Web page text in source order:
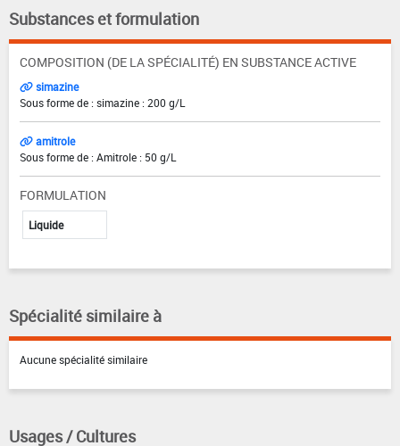
Substances et formulation
COMPOSITION (DE LA SPÉCIALITÉ) EN SUBSTANCE ACTIVE
simazine
Sous forme de : simazine : 200 g/L
amitrole
Sous forme de : Amitrole : 50 g/L
FORMULATION
Liquide
Spécialité similaire à
Aucune spécialité similaire
Usages / Cultures